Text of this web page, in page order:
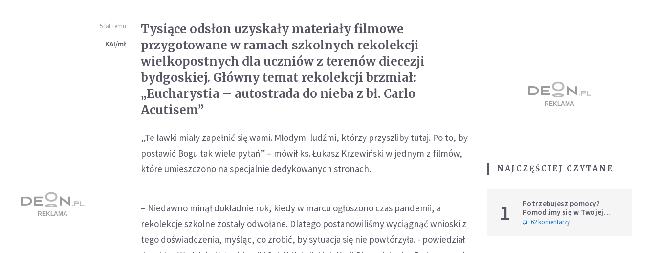
5 lat temu
KAI/mł
Tysiące odsłon uzyskały materiały filmowe
przygotowane w ramach szkolnych rekolekcji
wielkopostnych dla uczniów z terenów diecezji
bydgoskiej. Główny temat rekolekcji brzmiał:
„Eucharystia – autostrada do nieba z bł. Carlo
Acutisem”
„Te ławki miały zapełnić się wami. Młodymi ludźmi, którzy przyszliby tutaj. Po to, by
postawić Bogu tak wiele pytań” – mówił ks. Łukasz Krzewiński w jednym z filmów,
które umieszczono na specjalnie dedykowanych stronach.
– Niedawno minął dokładnie rok, kiedy w marcu ogłoszono czas pandemii, a
rekolekcje szkolne zostały odwołane. Dlatego postanowiliśmy wyciągnąć wnioski z
tego doświadczenia, myśląc, co zrobić, by sytuacja się nie powtórzyła. - powiedział
NAJCZĘŚCIEJ CZYTANE
1
Potrzebujesz pomocy?
Pomodlimy się w Twojej
intencji
62 komentarzy